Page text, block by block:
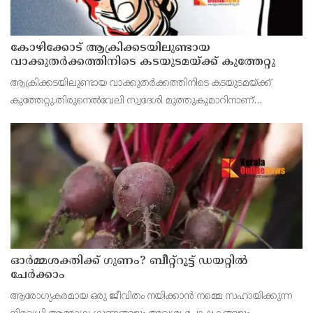
കോഴിക്കോട് ആക്രിക്കടയിലുണ്ടായ
വാക്കുതർക്കത്തിനിടെ കടയുടമയ്ക്ക് കുത്തേറ്റു
ആക്രിക്കടയിലുണ്ടായ വാക്കുതർക്കത്തിനിടെ കടയുടമയ്ക്ക്
കുത്തേറ്റു.തിരുനെല്‍വേലി സ്വദേശി മുത്തുകുമാറിനാണ്
നടന്നത്.
ഓർമ്മശക്തിക്ക് ഗുണം? ബീറ്റ്‌റൂട്ട് ഡയറ്റിൽ
ചേർക്കാം
ആരോഗ്യകരമായ ഒരു ജീവിതം നയിക്കാൻ നമ്മെ സഹായിക്കുന്ന